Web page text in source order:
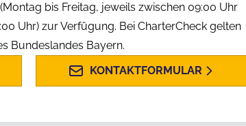
bis Freitag, jeweils zwischen 09:00 Uhr
Uhr) zur Verfügung. Bei CharterCheck gelten
Bundeslandes Bayern.
KONTAKTFORMULAR